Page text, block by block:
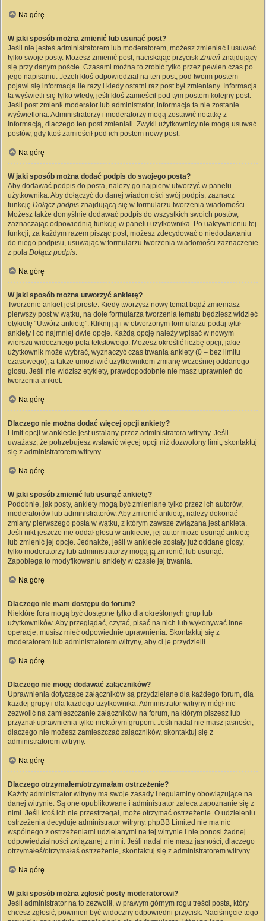
Na górę
W jaki sposób można zmienić lub usunąć post?
Jeśli nie jesteś administratorem lub moderatorem, możesz zmieniać i usuwać
tylko swoje posty. Możesz zmienić post, naciskając przyciskZmień znajdujący
się przy danym poście. Czasami można to zrobić tylko przez pewien czas po
jego napisaniu. Jeżeli ktoś odpowiedział na ten post, pod twoim postem
pojawi się informacja ile razy i kiedy ostatni raz post był zmieniany. Informacja
ta wyświetli się tylko wtedy, jeśli ktoś zamieścił pod tym postem kolejny post.
Jeśli post zmienił moderator lub administrator, informacja ta nie zostanie
wyświetlona. Administratorzy i moderatorzy mogą zostawić notatkę z
informacją, dlaczego ten post zmieniali. Zwykli użytkownicy nie mogą usuwać
postów, gdy ktoś zamieścił pod ich postem nowy post.
Na górę
W jaki sposób można dodać podpis do swojego posta?
Aby dodawać podpis do posta, należy go najpierw utworzyć w panelu
użytkownika. Aby dołączyć do danej wiadomości swój podpis, zaznacz
funkcję Dołącz podpis znajdującą się w formularzu tworzenia wiadomości.
Możesz także domyślnie dodawać podpis do wszystkich swoich postów,
zaznaczając odpowiednią funkcję w panelu użytkownika. Po uaktywnieniu tej
funkcji, za każdym razem pisząc post, możesz zdecydować o niedodawaniu
do niego podpisu, usuwając w formularzu tworzenia wiadomości zaznaczenie
z pola Dołącz podpis.
Na górę
W jaki sposób można utworzyć ankietę?
Tworzenie ankiet jest proste. Kiedy tworzysz nowy temat bądź zmieniasz
pierwszy post w wątku, na dole formularza tworzenia tematu będziesz widzieć
etykietę “Utwórz ankietę”. Kliknij ją i w otworzonym formularzu podaj tytuł
ankiety i co najmniej dwie opcje. Każdą opcję należy wpisać w nowym
wierszu widocznego pola tekstowego. Możesz określić liczbę opcji, jakie
użytkownik może wybrać, wyznaczyć czas trwania ankiety (0 – bez limitu
czasowego), a także umożliwić użytkownikom zmianę wcześniej oddanego
głosu. Jeśli nie widzisz etykiety, prawdopodobnie nie masz uprawnień do
tworzenia ankiet.
Na górę
Dlaczego nie można dodać więcej opcji ankiety?
Limit opcji w ankiecie jest ustalany przez administratora witryny. Jeśli
uważasz, że potrzebujesz wstawić więcej opcji niż dozwolony limit, skontaktuj
się z administratorem witryny.
Na górę
W jaki sposób zmienić lub usunąć ankietę?
Podobnie, jak posty, ankiety mogą być zmieniane tylko przez ich autorów,
moderatorów lub administratorów. Aby zmienić ankietę, należy dokonać
zmiany pierwszego posta w wątku, z którym zawsze związana jest ankieta.
Jeśli nikt jeszcze nie oddał głosu w ankiecie, jej autor może usunąć ankietę
lub zmienić jej opcje. Jednakże, jeśli w ankiecie zostały już oddane głosy,
tylko moderatorzy lub administratorzy mogą ją zmienić, lub usunąć.
Zapobiega to modyfikowaniu ankiety w czasie jej trwania.
Na górę
Dlaczego nie mam dostępu do forum?
Niektóre fora mogą być dostępne tylko dla określonych grup lub
użytkowników. Aby przeglądać, czytać, pisać na nich lub wykonywać inne
operacje, musisz mieć odpowiednie uprawnienia. Skontaktuj się z
moderatorem lub administratorem witryny, aby ci je przydzielił.
Na górę
Dlaczego nie mogę dodawać załączników?
Uprawnienia dotyczące załączników są przydzielane dla każdego forum, dla
każdej grupy i dla każdego użytkownika. Administrator witryny mógł nie
zezwolić na zamieszczanie załączników na forum, na którym piszesz lub
przyznał uprawnienia tylko niektórym grupom. Jeśli nadal nie masz jasności,
dlaczego nie możesz zamieszczać załączników, skontaktuj się z
administratorem witryny.
Na górę
Dlaczego otrzymałem/otrzymałam ostrzeżenie?
Każdy administrator witryny ma swoje zasady i regulaminy obowiązujące na
danej witrynie. Są one opublikowane i administrator zaleca zapoznanie się z
nimi. Jeśli ktoś ich nie przestrzegał, może otrzymać ostrzeżenie. O udzieleniu
ostrzeżenia decyduje administrator witryny. phpBB Limited nie ma nic
wspólnego z ostrzeżeniami udzielanymi na tej witrynie i nie ponosi żadnej
odpowiedzialności związanej z nimi. Jeśli nadal nie masz jasności, dlaczego
otrzymałeś/otrzymałaś ostrzeżenie, skontaktuj się z administratorem witryny.
Na górę
W jaki sposób można zgłosić posty moderatorowi?
Jeśli administrator na to zezwolił, w prawym górnym rogu treści posta, który
chcesz zgłosić, powinien być widoczny odpowiedni przycisk. Naciśnięcie tego